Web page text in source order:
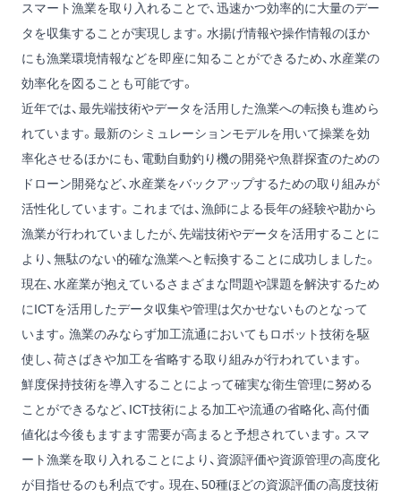
スマート漁業を取り入れることで、迅速かつ効率的に大量のデー
タを収集することが実現します。水揚げ情報や操作情報のほか
にも漁業環境情報などを即座に知ることができるため、水産業の
効率化を図ることも可能です。
近年では、最先端技術やデータを活用した漁業への転換も進めら
れています。最新のシミュレーションモデルを用いて操業を効
率化させるほかにも、電動自動釣り機の開発や魚群探査のための
ドローン開発など、水産業をバックアップするための取り組みが
活性化しています。これまでは、漁師による長年の経験や勘から
漁業が行われていましたが、先端技術やデータを活用することに
より、無駄のない的確な漁業へと転換することに成功しました。
現在、水産業が抱えているさまざまな問題や課題を解決するため
にICTを活用したデータ収集や管理は欠かせないものとなって
います。漁業のみならず加工流通においてもロボット技術を駆
使し、荷さばきや加工を省略する取り組みが行われています。
鮮度保持技術を導入することによって確実な衛生管理に努める
ことができるなど、ICT技術による加工や流通の省略化、高付価
値化は今後もますます需要が高まると予想されています。スマ
ート漁業を取り入れることにより、資源評価や資源管理の高度化
が目指せるのも利点です。現在、50種ほどの資源評価の高度技術